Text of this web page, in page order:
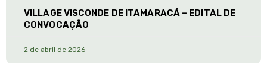
VILLAGE VISCONDE DE ITAMARACÁ – EDITAL DE
CONVOCAÇÃO
2 de abril de 2026